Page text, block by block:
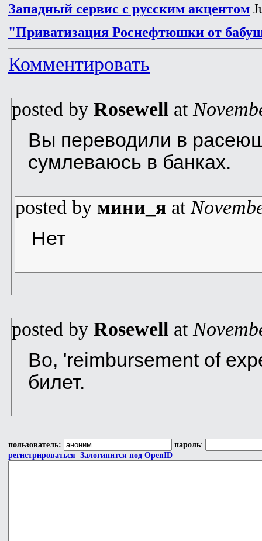
Западный сервис с русским акцентом
"Приватизация Роснефтюшки от
Комментировать
posted by Rosewell at
Вы переводили в
сумлеваюсь в банках.
posted by мини_я at
Нет
posted by Rosewell at
Во, 'reimbursement of
билет.
пользователь: пароль:
регистрироваться Залогинится под OpenID